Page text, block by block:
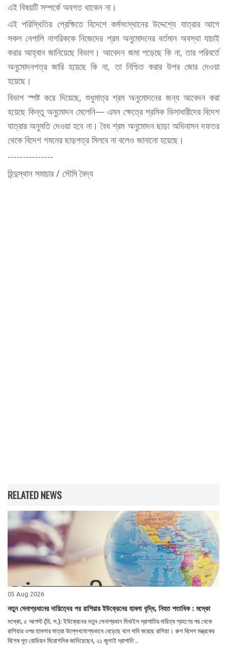
এই বিষয়টি সম্পর্কে অবগত থাকেন না।
এই পরিস্থিতির প্রেক্ষিতে বিদেশে কর্মসংস্থানের উদ্দেশ্যে যাত্রার আগে
সকল নেপালি নাগরিককে নিজেদের শ্রম অনুমোদনের বর্তমান অবস্থা যাচাই
করার আহ্বান জানিয়েছে বিভাগ। আবেদন জমা পড়েছে কি না, তার পরিবর্তে
অনুমোদনপত্র জারি হয়েছে কি না, তা নিশ্চিত করার উপর জোর দেওয়া
হয়েছে।
বিভাগ স্পষ্ট করে দিয়েছে, শুধুমাত্র শ্রম অনুমোদনের জন্য আবেদন করা
হয়েছে কিন্তু অনুমোদন মেলেনি— এমন ক্ষেত্রে শ্রমিক ভিসাধারীদের বিদেশ
যাত্রার অনুমতি দেওয়া হবে না। বৈধ শ্রম অনুমোদন ছাড়া অভিবাসন দফতর
থেকে বিদেশ গমনের ছাড়পত্র মিলবে না বলেও জানানো হয়েছে।
---------------
হিন্দুস্থান সমাচার / সৌমি বৈদ্য
RELATED NEWS
05 Aug 2026
নতুন সেনাপ্রধানের দায়িত্বের পর রাশিয়ায় ইউক্রেনের হামলা বৃদ্ধি, নিহত শতাধিক : মস্কো
মস্কো, ৫ আগস্ট (হি. স.): ইউক্রেনের নতুন সেনাপ্রধান মিখাইল দ্রাপাতির দায়িত্ব গ্রহণের পর থেকে
রাশিয়ার ওপর হামলার মাত্রা উল্লেখযোগ্যভাবে বেড়েছে বলে দাবি করেছে রাশিয়া। রুশ বিদেশ মন্ত্রকের
বিশেষ দূত রোডিয়ন মিরোশনিক জানিয়েছেন, ২১ জুলাই দ্রাপাতি ..